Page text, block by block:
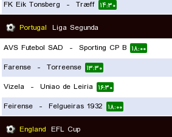
FK Eik Tonsberg - Træff ۱۴:۳۰
Portugal Liga Segunda
AVS Futebol SAD - Sporting CP B ۱۸:۰۰
Farense - Torreense ۱۳:۳۰
Vizela - Uniao de Leiria ۱۶:۳۰
Feirense - Felgueiras 1932 ۱۸:۰۰
England EFL Cup